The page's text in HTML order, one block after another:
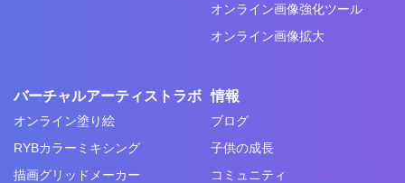
オンライン画像強化ツール
オンライン画像拡大
バーチャルアーティストラボ
オンライン塗り絵
RYBカラーミキシング
描画グリッドメーカー
情報
ブログ
子供の成長
コミュニティ